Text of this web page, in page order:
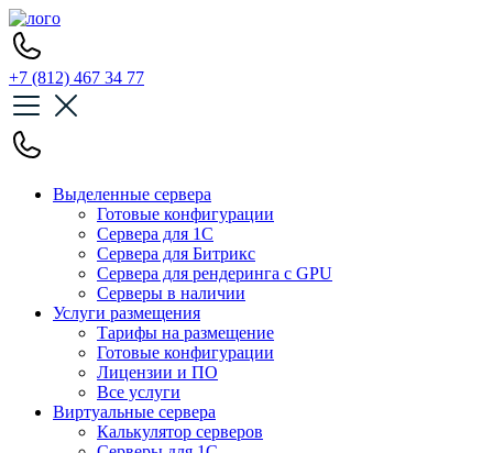
+7 (812) 467 34 77
Выделенные сервера
Готовые конфигурации
Сервера для 1С
Сервера для Битрикс
Сервера для рендеринга с GPU
Серверы в наличии
Услуги размещения
Тарифы на размещение
Готовые конфигурации
Лицензии и ПО
Все услуги
Виртуальные сервера
Калькулятор серверов